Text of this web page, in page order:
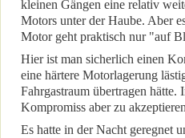
kleinen Gängen eine relativ
Motors unter der Haube. Aber
Motor geht praktisch nur "auf
Hier ist man sicherlich einen
eine härtere Motorlagerung
Fahrgastraum übertragen hätte.
Kompromiss aber zu
Es hatte in der Nacht geregnet